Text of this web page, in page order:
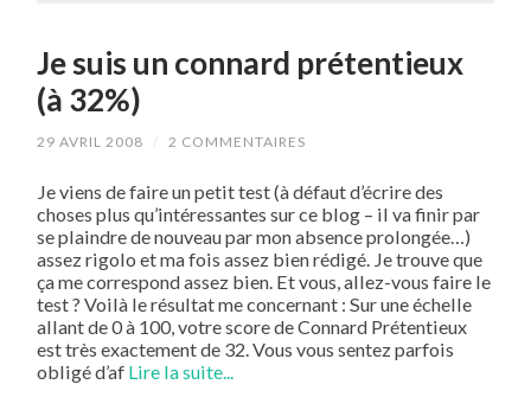
Je suis un connard prétentieux
(à 32%)
29 AVRIL 2008 / 2 COMMENTAIRES
Je viens de faire un petit test (à défaut d’écrire des
choses plus qu’intéressantes sur ce blog – il va finir par
se plaindre de nouveau par mon absence prolongée…)
assez rigolo et ma fois assez bien rédigé. Je trouve que
ça me correspond assez bien. Et vous, allez-vous faire le
test ? Voilà le résultat me concernant : Sur une échelle
allant de 0 à 100, votre score de Connard Prétentieux
est très exactement de 32. Vous vous sentez parfois
obligé d’af Lire la suite...